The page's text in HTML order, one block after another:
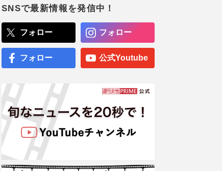
SNSで最新情報を発信中！
フォロー フォロー
フォロー 公式Youtube